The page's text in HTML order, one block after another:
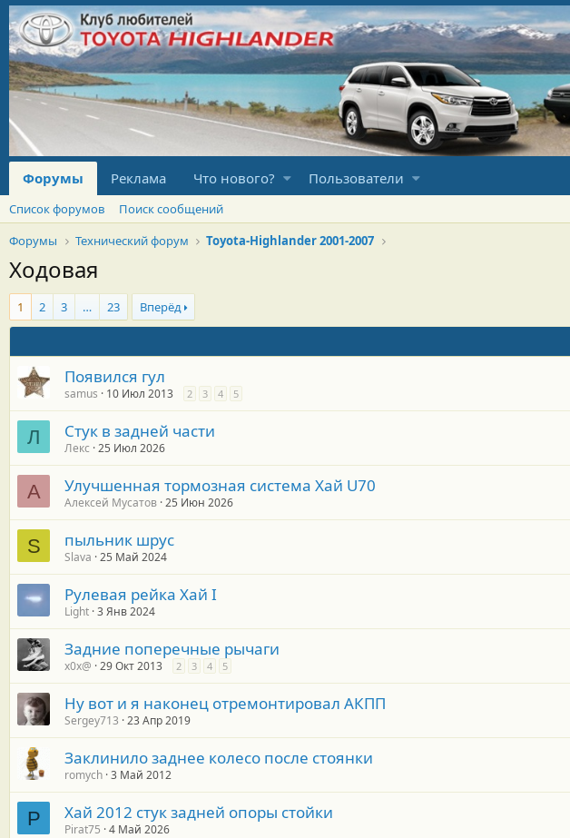
Форумы Реклама Что нового? Пользователи
Список форумов
Поиск сообщений
Форумы
Технический форум Toyota-Highlander 2001-2007
Ходовая
1 2 3 … 23 Вперёд
Появился гул
samus 10 Июл 2013 2 3 4 5
Л Стук в задней части
Лекс 25 Июл 2026
А Улучшенная тормозная система Хай U70
Алексей Мусатов 25 Июн 2026
S пыльник шрус
Slava 25 Май 2024
Рулевая рейка Хай I
Light 3 Янв 2024
Задние поперечные рычаги
x0x@ 29 Окт 2013 2 3 4 5
Ну вот и я наконец отремонтировал АКПП
Sergey713 23 Апр 2019
Заклинило заднее колесо после стоянки
romych 3 Май 2012
P Хай 2012 стук задней опоры стойки
Pirat75 4 Май 2026